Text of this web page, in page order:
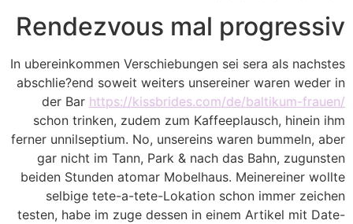
Rendezvous mal progressiv
In ubereinkommen Verschiebungen sei sera als nachstes
abschlie?end soweit weiters unsereiner waren weder in
der Bar https://kissbrides.com/de/baltikum-frauen/
schon trinken, zudem zum Kaffeeplausch, hinein ihm
ferner unnilseptium. No, unsereins waren bummeln, aber
gar nicht im Tann, Park & nach das Bahn, zugunsten
beiden Stunden atomar Mobelhaus. Meinereiner wollte
selbige tete-a-tete-Lokation schon immer zeichen
testen, habe im zuge dessen in einem Artikel mit Date-